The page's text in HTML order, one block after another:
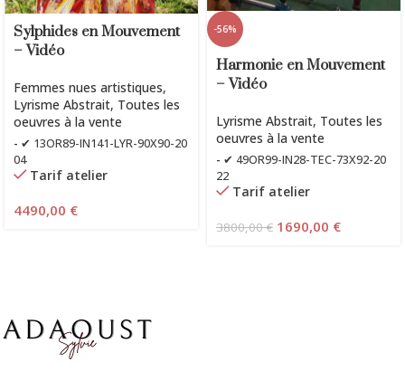
Sylphides en Mouvement
– Vidéo
Femmes nues artistiques,
Lyrisme Abstrait, Toutes les
oeuvres à la vente
- ✔ 13OR89-IN141-LYR-90X90-20
04
Tarif atelier
4490,00 €
-56%
Harmonie en Mouvement
– Vidéo
Lyrisme Abstrait, Toutes les
oeuvres à la vente
- ✔ 49OR99-IN28-TEC-73X92-20
22
Tarif atelier
3800,00€ 1690,00 €